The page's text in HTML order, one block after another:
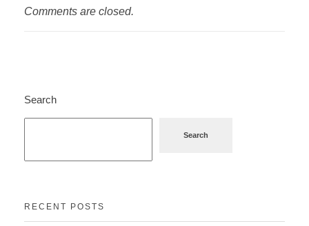
Comments are closed.
Search
Search
RECENT POSTS